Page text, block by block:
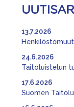
13.7.2026
Taitoluistelun
24.6.2026
Suomen
17.6.2026